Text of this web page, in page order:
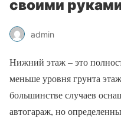
своими
admin
Нижний этаж – это
меньше уровня грунта
большинстве случаев
автогараж, но